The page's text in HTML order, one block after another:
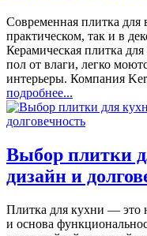
Современная плитка для
практическом, так и в
Керамическая плитка
пол от влаги, легко
интерьеры. Компания
подробнее...
Выбор плитки
дизайн и
Плитка для кухни — это
и основа